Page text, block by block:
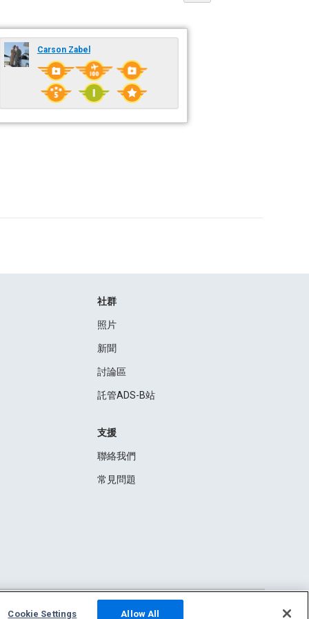
Carson Zabel
社群
照片
新聞
討論區
託管ADS-B站
支援
聯絡我們
常見問題
Cookie Settings Allow All